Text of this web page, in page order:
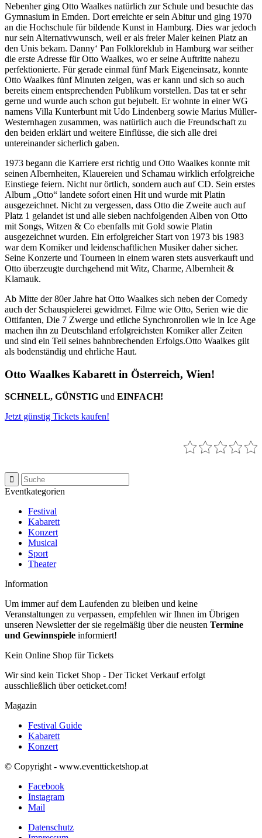
Nebenher ging Otto Waalkes natürlich zur Schule und besuchte das
Gymnasium in Emden. Dort erreichte er sein Abitur und ging 1970
an die Hochschule für bildende Kunst in Hamburg. Dies war jedoch
nur sein Alternativwunsch, weil er als freier Maler keinen Platz an
den Unis bekam. Danny‘ Pan Folkloreklub in Hamburg war seither
die erste Adresse für Otto Waalkes, wo er seine Auftritte nahezu
perfektionierte. Für gerade einmal fünf Mark Eigeneinsatz, konnte
Otto Waalkes fünf Minuten zeigen, was er kann und sich so auch
bereits einem entsprechenden Publikum vorstellen. Das tat er sehr
gerne und wurde auch schon gut bejubelt. Er wohnte in einer WG
namens Villa Kunterbunt mit Udo Lindenberg sowie Marius Müller-
Westernhagen zusammen, was natürlich auch die Freundschaft zu
den beiden erklärt und weitere Einflüsse, die sich alle drei
untereinander sicherlich gaben.
1973 begann die Karriere erst richtig und Otto Waalkes konnte mit
seinen Albernheiten, Klauereien und Schamau wirklich erfolgreiche
Einstiege feiern. Nicht nur örtlich, sondern auch auf CD. Sein erstes
Album „Otto“ landete sofort einen Hit und wurde mit Platin
ausgezeichnet. Nicht zu vergessen, dass Otto die Zweite auch auf
Platz 1 gelandet ist und alle sieben nachfolgenden Alben von Otto
mit Songs, Witzen & Co ebenfalls mit Gold sowie Platin
ausgezeichnet wurden. Ein erfolgreicher Start von 1973 bis 1983
war dem Komiker und leidenschaftlichen Musiker daher sicher.
Seine Konzerte und Tourneen in einem waren stets ausverkauft und
Otto überzeugte durchgehend mit Witz, Charme, Albernheit &
Klamauk.
Ab Mitte der 80er Jahre hat Otto Waalkes sich neben der Comedy
auch der Schauspielerei gewidmet. Filme wie Otto, Serien wie die
Ottifanten, Die 7 Zwerge und etliche Synchronrollen wie in Ice Age
machen ihn zu Deutschland erfolgreichsten Komiker aller Zeiten
und sind ein Teil seines bahnbrechenden Erfolgs.Otto Waalkes gilt
als bodenständig und ehrliche Haut.
Otto Waalkes Kabarett in Österreich, Wien!
SCHNELL, GÜNSTIG und EINFACH!
Jetzt günstig Tickets kaufen!
Eventkategorien
Festival
Kabarett
Konzert
Musical
Sport
Theater
Information
Um immer auf dem Laufenden zu bleiben und keine
Veranstaltungen zu verpassen, empfehlen wir Ihnen im Übrigen
unseren Newsletter der sie regelmäßig über die neusten Termine
und Gewinnspiele informiert!
Kein Online Shop für Tickets
Wir sind kein Ticket Shop - Der Ticket Verkauf erfolgt
ausschließlich über oeticket.com!
Magazin
Festival Guide
Kabarett
Konzert
© Copyright - www.eventticketshop.at
Facebook
Instagram
Mail
Datenschutz